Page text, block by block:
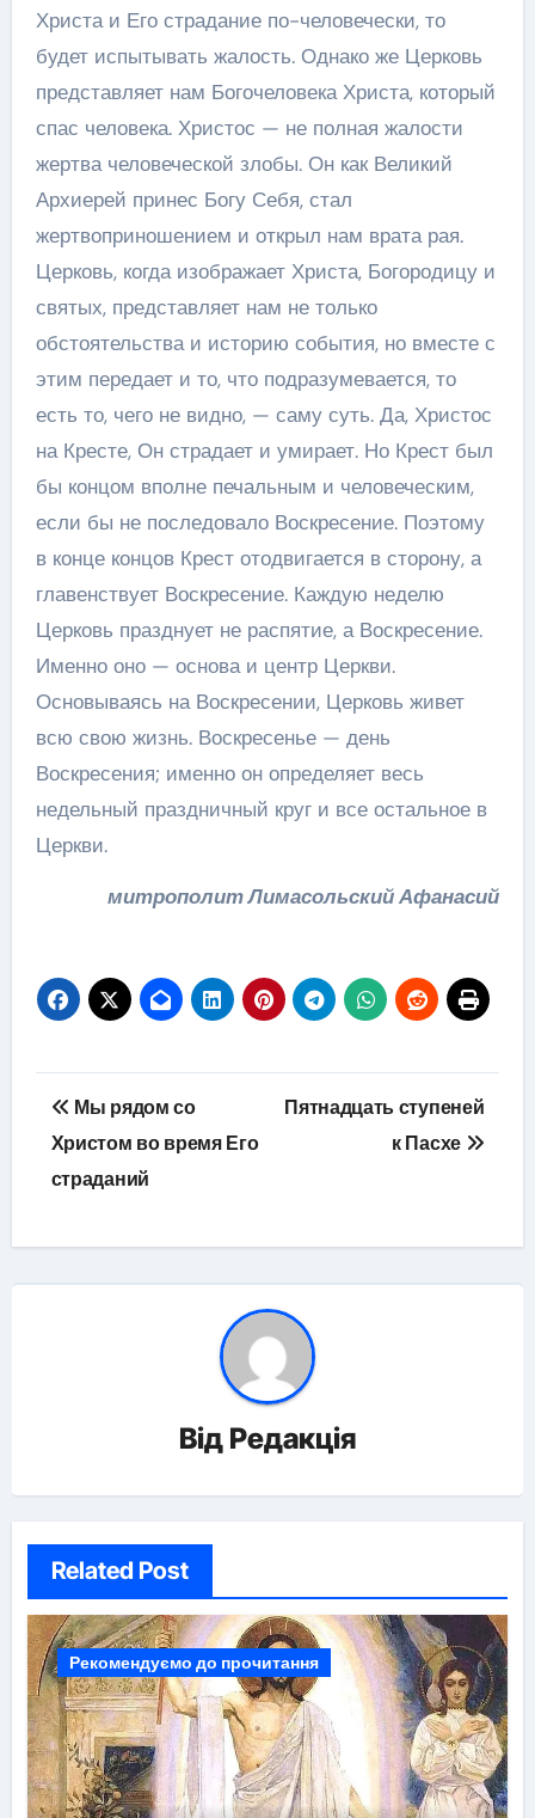
Христа и Его страдание по-человечески, то
будет испытывать жалость. Однако же Церковь
представляет нам Богочеловека Христа, который
спас человека. Христос — не полная жалости
жертва человеческой злобы. Он как Великий
Архиерей принес Богу Себя, стал
жертвоприношением и открыл нам врата рая.
Церковь, когда изображает Христа, Богородицу и
святых, представляет нам не только
обстоятельства и историю события, но вместе с
этим передает и то, что подразумевается, то
есть то, чего не видно, — саму суть. Да, Христос
на Кресте, Он страдает и умирает. Но Крест был
бы концом вполне печальным и человеческим,
если бы не последовало Воскресение. Поэтому
в конце концов Крест отодвигается в сторону, а
главенствует Воскресение. Каждую неделю
Церковь празднует не распятие, а Воскресение.
Именно оно — основа и центр Церкви.
Основываясь на Воскресении, Церковь живет
всю свою жизнь. Воскресенье — день
Воскресения; именно он определяет весь
недельный праздничный круг и все остальное в
Церкви.
митрополит Лимасольский Афанасий
Навігація
записів
Мы рядом со
Христом во время Его
страданий
Пятнадцать ступеней
к Пасхе
Від Редакція
Related Post
Рекомендуємо до прочитання